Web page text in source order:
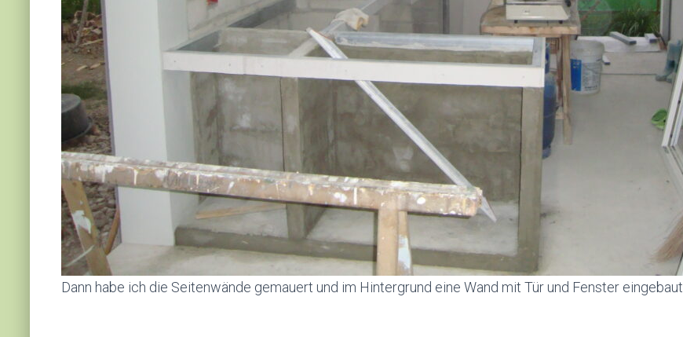
Dann habe ich die Seitenwände gemauert und im Hintergrund eine Wand mit Tür und Fenster eingebaut.